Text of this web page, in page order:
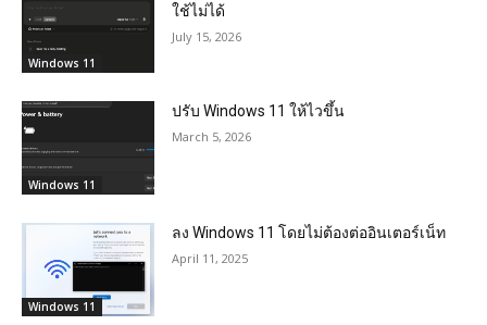
Windows 11
ใช้ไม่ได้
July 15, 2026
Windows 11
ปรับ Windows 11 ให้ไวขึ้น
March 5, 2026
Windows 11
ลง Windows 11 โดยไม่ต้องต่ออินเตอร์เน็ท
April 11, 2025